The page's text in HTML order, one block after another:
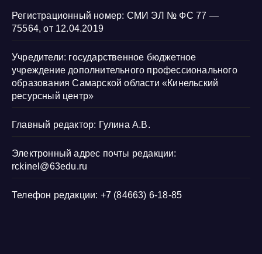
Регистрационный номер: СМИ ЭЛ № ФС 77 —
75564, от 12.04.2019
Учредители: государственное бюджетное
учреждение дополнительного профессионального
образования Самарской области «Кинельский
ресурсный центр»
Главный редактор: Гулина А.В.
Электронный адрес почты редакции:
rckinel@63edu.ru
Телефон редакции: +7 (84663) 6-18-85